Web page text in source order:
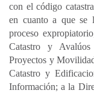
con el código
en cuanto a que se
proceso
Catastro y
Proyectos y
Catastro y
Información; a la